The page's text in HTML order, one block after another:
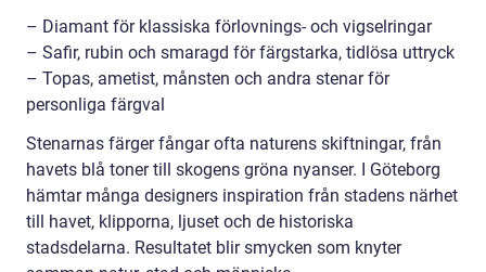
– Diamant för klassiska förlovnings- och vigselringar
– Safir, rubin och smaragd för färgstarka, tidlösa uttryck
– Topas, ametist, månsten och andra stenar för
personliga färgval
Stenarnas färger fångar ofta naturens skiftningar, från
havets blå toner till skogens gröna nyanser. I Göteborg
hämtar många designers inspiration från stadens närhet
till havet, klipporna, ljuset och de historiska
stadsdelarna. Resultatet blir smycken som knyter